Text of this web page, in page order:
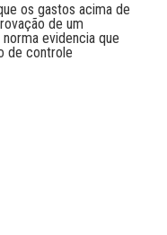
os gastos acima de
de um
evidencia que
de controle